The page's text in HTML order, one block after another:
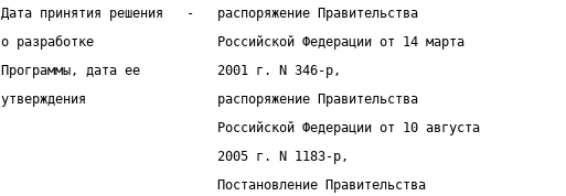
Дата принятия решения   -   распоряжение Правительства
о разработке                Российской Федерации от 14 марта
Программы, дата ее          2001 г. N 346-р,
утверждения                 распоряжение Правительства
                            Российской Федерации от 10 августа
                            2005 г. N 1183-р,
                            Постановление Правительства